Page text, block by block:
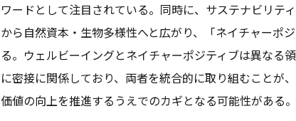
ワードとして注目されている。同時に、サステナビリテ
から自然資本・生物多様性へと広がり、「ネイチャーポ
る。ウェルビーイングとネイチャーポジティブは異なる
に密接に関係しており、両者を統合的に取り組むことが
価値の向上を推進するうえでのカギとなる可能性がある。